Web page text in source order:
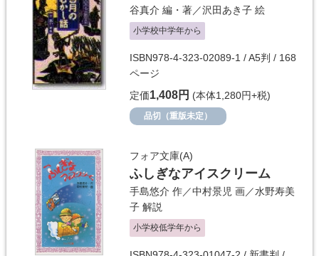
谷真介 編・著／沢田あき子 絵
小学校中学年から
ISBN978-4-323-02089-1 / A5判 / 168
ページ
定価1,408円 (本体1,280円+税)
品切（重版未定）
フォア文庫(A)
ふしぎなアイスクリーム
手島悠介 作／中村景児 画／水野寿美
子 解説
小学校低学年から